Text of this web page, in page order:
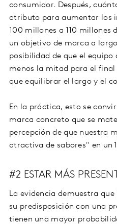
consumidor. Después,
atributo para aumentar los
100 millones a 110 millones
un objetivo de marca a
posibilidad de que el equipo
menos la mitad para el
que equilibrar el largo y el
En la práctica, esto se
marca concreto que se
percepción de que nuestra
atractiva de sabores" en un
#2 ESTAR MÁS
La evidencia demuestra
su predisposición con una
tienen una mayor